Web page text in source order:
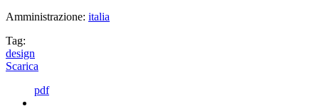
Amministrazione: italia
Tag:
design
Scarica
pdf